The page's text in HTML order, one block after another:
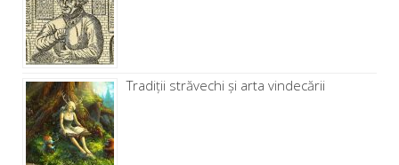
Tradiții străvechi și arta vindecării